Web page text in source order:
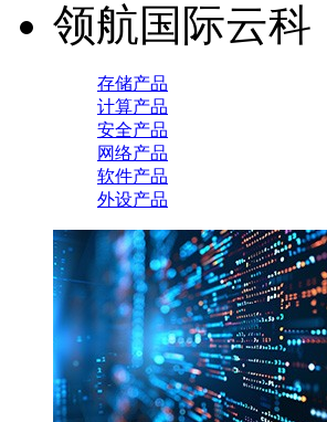
领航国际云科
存储产品
计算产品
安全产品
网络产品
软件产品
外设产品